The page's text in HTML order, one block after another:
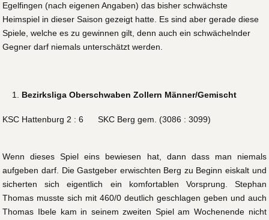
Egelfingen (nach eigenen Angaben) das bisher schwächste
Heimspiel in dieser Saison gezeigt hatte. Es sind aber gerade diese
Spiele, welche es zu gewinnen gilt, denn auch ein schwächelnder
Gegner darf niemals unterschätzt werden.
Bezirksliga Oberschwaben Zollern Männer/Gemischt
KSC Hattenburg 2 : 6 SKC Berg gem. (3086 : 3099)
Wenn dieses Spiel eins bewiesen hat, dann dass man niemals
aufgeben darf. Die Gastgeber erwischten Berg zu Beginn eiskalt und
sicherten sich eigentlich ein komfortablen Vorsprung. Stephan
Thomas musste sich mit 460/0 deutlich geschlagen geben und auch
Thomas Ibele kam in seinem zweiten Spiel am Wochenende nicht